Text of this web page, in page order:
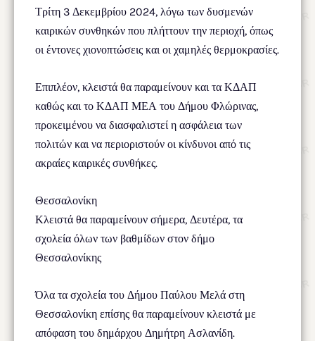
Τρίτη 3 Δεκεμβρίου 2024, λόγω των δυσμενών
καιρικών συνθηκών που πλήττουν την περιοχή, όπως
οι έντονες χιονοπτώσεις και οι χαμηλές θερμοκρασίες.
Επιπλέον, κλειστά θα παραμείνουν και τα ΚΔΑΠ
καθώς και το ΚΔΑΠ ΜΕΑ του Δήμου Φλώρινας,
προκειμένου να διασφαλιστεί η ασφάλεια των
πολιτών και να περιοριστούν οι κίνδυνοι από τις
ακραίες καιρικές συνθήκες.
Θεσσαλονίκη
Κλειστά θα παραμείνουν σήμερα, Δευτέρα, τα
σχολεία όλων των βαθμίδων στον δήμο
Θεσσαλονίκης
Όλα τα σχολεία του Δήμου Παύλου Μελά στη
Θεσσαλονίκη επίσης θα παραμείνουν κλειστά με
απόφαση του δημάρχου Δημήτρη Ασλανίδη.